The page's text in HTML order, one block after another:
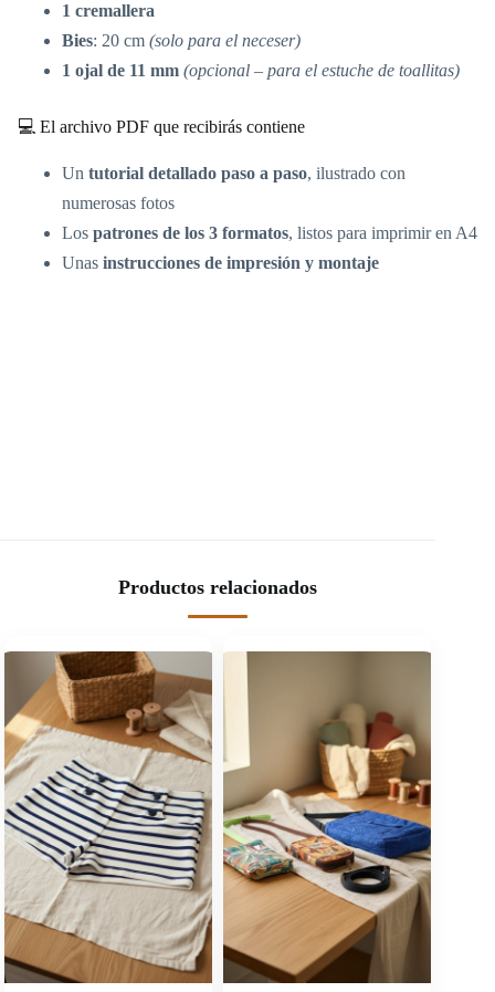
1 cremallera
Bies: 20 cm (solo para el neceser)
1 ojal de 11 mm (opcional – para el estuche de toallitas)
💻 El archivo PDF que recibirás contiene
Un tutorial detallado paso a paso, ilustrado con
numerosas fotos
Los patrones de los 3 formatos, listos para imprimir en A4
Unas instrucciones de impresión y montaje
Productos relacionados